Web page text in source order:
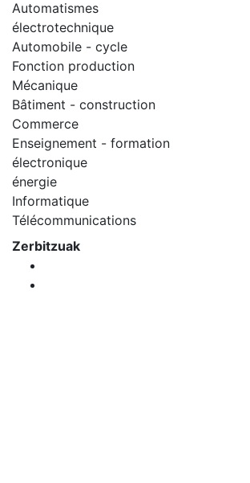
Automatismes
électrotechnique
Automobile - cycle
Fonction production
Mécanique
Bâtiment - construction
Commerce
Enseignement - formation
électronique
énergie
Informatique
Télécommunications
Zerbitzuak